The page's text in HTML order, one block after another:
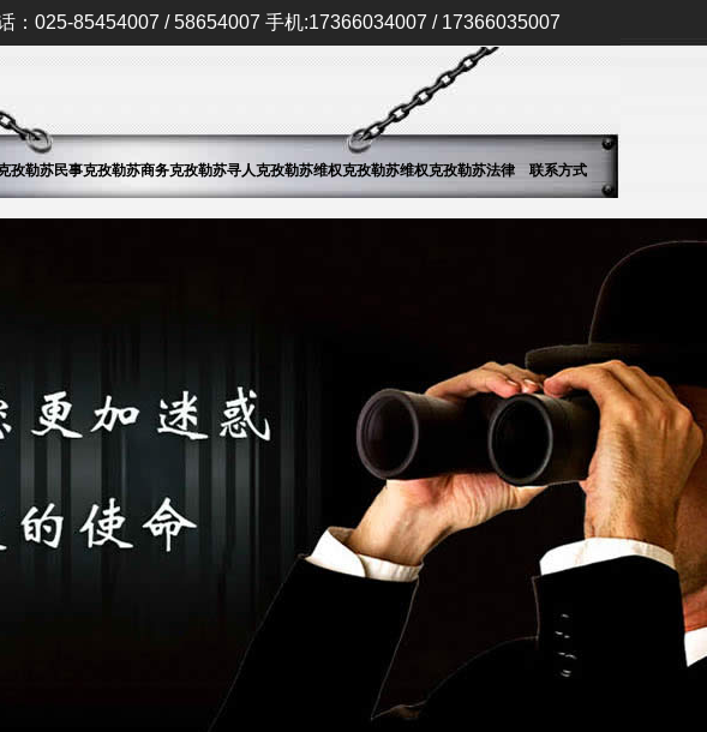
：025-85454007 / 58654007 手机:17366034007 / 17366035007
孜勒苏民事克孜勒苏商务克孜勒苏寻人克孜勒苏维权克孜勒苏维权克孜勒苏法律 联系方式